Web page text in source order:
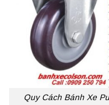
Quy Cách Bánh Xe